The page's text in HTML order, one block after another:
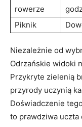
rowerze
Piknik
Niezależnie od
Odrzańskie widoki
Przykryte zielenią
przyrody uczynią
Doświadczenie
to‍ prawdziwa uczta